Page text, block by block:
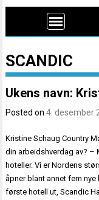
SCANDIC
Ukens navn:
Posted on4. desember
Kristine Schaug Country
din arbeidshverdag av? –
hoteller. Vi er Nordens
åpner blant annet fem
første hotell ut, Scandic